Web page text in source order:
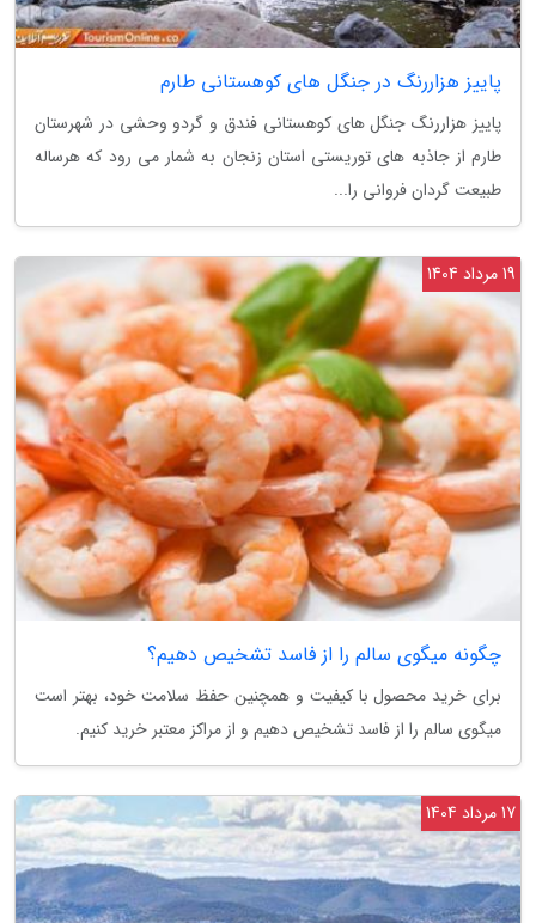
پاییز هزاررنگ در جنگل های کوهستانی طارم
پاییز هزاررنگ جنگل های کوهستانی فندق و گردو وحشی در شهرستان
طارم از جاذبه های توریستی استان زنجان به شمار می رود که هرساله
طبیعت گردان فروانی را...
چگونه میگوی سالم را از فاسد تشخیص دهیم؟
برای خرید محصول با کیفیت و همچنین حفظ سلامت خود، بهتر است
میگوی سالم را از فاسد تشخیص دهیم و از مراکز معتبر خرید کنیم.
19 مرداد 1404
17 مرداد 1404